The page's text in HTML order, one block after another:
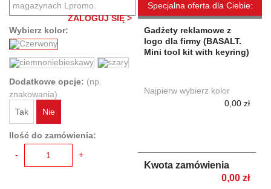
magazynach Lpromo.
ZALOGUJ SIĘ >
Wybierz kolor:
Dodatkowe opcje: (np.
znakowania)
Tak
Nie
Ilość do zamówienia:
-
+
Specjalna oferta dla Ciebie:
Gadżety reklamowe z
logo dla firmy (BASALT.
Mini tool kit with keyring)
Najpierw wybierz kolor
0,00 zł
Kwota zamówienia
0,00 zł